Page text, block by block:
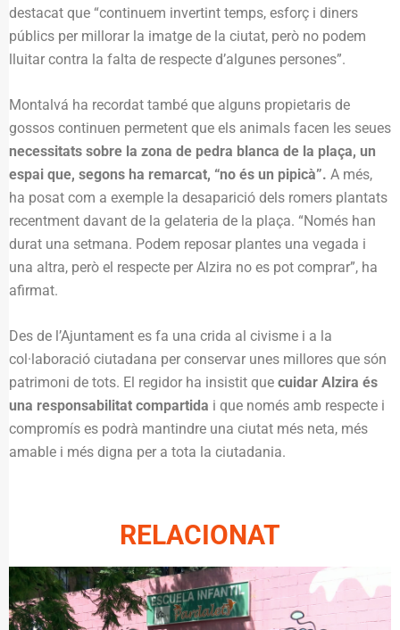
destacat que “continuem invertint temps, esforç i diners
públics per millorar la imatge de la ciutat, però no podem
lluitar contra la falta de respecte d’algunes persones”.
Montalvá ha recordat també que alguns propietaris de
gossos continuen permetent que els animals facen les seues
necessitats sobre la zona de pedra blanca de la plaça, un
espai que, segons ha remarcat, “no és un pipicà”. A més,
ha posat com a exemple la desaparició dels romers plantats
recentment davant de la gelateria de la plaça. “Només han
durat una setmana. Podem reposar plantes una vegada i
una altra, però el respecte per Alzira no es pot comprar”, ha
afirmat.
Des de l’Ajuntament es fa una crida al civisme i a la
col·laboració ciutadana per conservar unes millores que són
patrimoni de tots. El regidor ha insistit que cuidar Alzira és
una responsabilitat compartida i que només amb respecte i
compromís es podrà mantindre una ciutat més neta, més
amable i més digna per a tota la ciutadania.
RELACIONAT